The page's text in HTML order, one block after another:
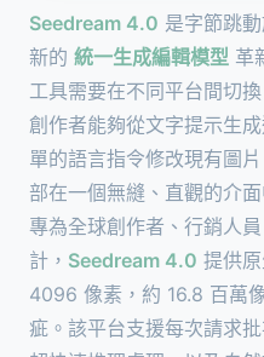
Seedream 4.0 是字節跳
新的 統一生成編輯模型 革
工具需要在不同平台間切
創作者能夠從文字提示生
單的語言指令修改現有圖
部在一個無縫、直觀的介面
專為全球創作者、行銷人
計， Seedream 4.0 提供
4096 像素，約 16.8 百萬
疵。該平台支援每次請求